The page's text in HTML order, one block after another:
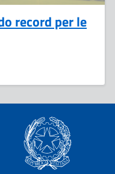
record per le